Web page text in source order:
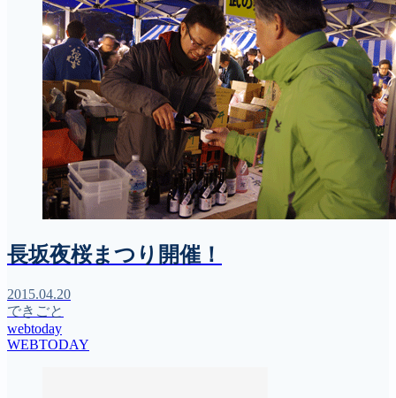
長坂夜桜まつり開催！
2015.04.20
できごと
webtoday
WEBTODAY